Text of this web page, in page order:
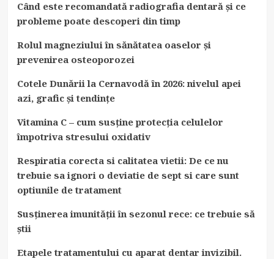
Când este recomandată radiografia dentară și ce
probleme poate descoperi din timp
Rolul magneziului în sănătatea oaselor și
prevenirea osteoporozei
Cotele Dunării la Cernavodă în 2026: nivelul apei
azi, grafic și tendințe
Vitamina C – cum susține protecția celulelor
împotriva stresului oxidativ
Respiratia corecta si calitatea vietii: De ce nu
trebuie sa ignori o deviatie de sept si care sunt
optiunile de tratament
Susținerea imunității în sezonul rece: ce trebuie să
știi
Etapele tratamentului cu aparat dentar invizibil.